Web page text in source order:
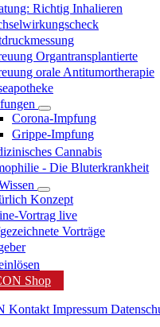
Richtig Inhalieren
Organtransplantierte
orale Antitumortherapie
Corona-Impfung
Grippe-Impfung
Cannabis
- Die Bluterkrankheit
Konzept
Vortrag live
Vorträge
Shop
Kontakt Impressum